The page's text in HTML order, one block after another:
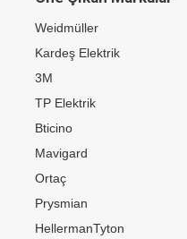
Weidmüller
Kardeş Elektrik
3M
TP Elektrik
Bticino
Mavigard
Ortaç
Prysmian
HellermanTyton